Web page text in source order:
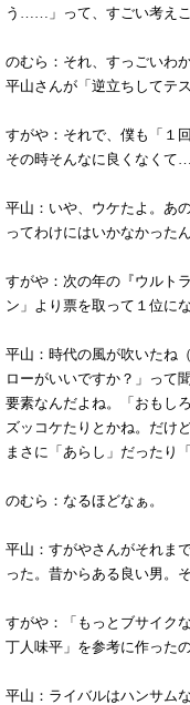
う……」って、すごい考え
のむら：それ、すっごいわ
平山さんが「逆立ちしてテ
すがや：それで、僕も「１
その時そんなに良くなく
平山：いや、ウケたよ。あ
ってわけにはいかなかった
すがや：次の年の『ウルト
ン」より票を取って１位に
平山：時代の風が吹いたね
ローがいいですか？」って
要素なんだよね。「おもし
ズッコケたりとかね。だけ
まさに「あらし」だったり
のむら：なるほどなぁ。
平山：すがやさんがそれま
った。昔からある良い男。
すがや：「もっとブサイク
丁人味平」を参考に作った
平山：ライバルはハンサム